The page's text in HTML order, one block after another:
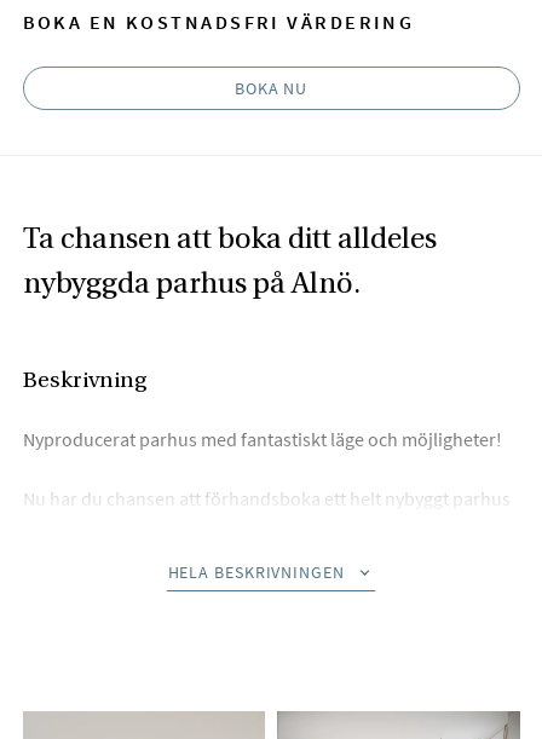
BOKA EN KOSTNADSFRI VÄRDERING
BOKA NU
Ta chansen att boka ditt alldeles
nybyggda parhus på Alnö.
Beskrivning
Nyproducerat parhus med fantastiskt läge och möjligheter!
Nu har du chansen att förhandsboka ett helt nybyggt parhus
harmonisk boendemiljö med genomtänkta färgval, vackert
HELA BESKRIVNINGEN